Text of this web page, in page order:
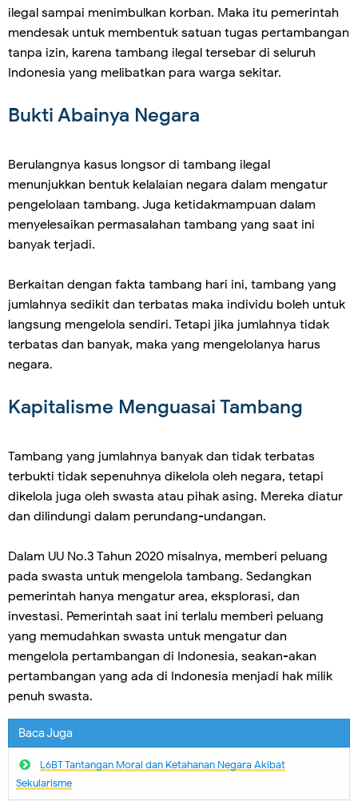
ilegal sampai menimbulkan korban. Maka itu pemerintah
mendesak untuk membentuk satuan tugas pertambangan
tanpa izin, karena tambang ilegal tersebar di seluruh
Indonesia yang melibatkan para warga sekitar.
Bukti Abainya Negara
Berulangnya kasus longsor di tambang ilegal
menunjukkan bentuk kelalaian negara dalam mengatur
pengelolaan tambang. Juga ketidakmampuan dalam
menyelesaikan permasalahan tambang yang saat ini
banyak terjadi.
Berkaitan dengan fakta tambang hari ini, tambang yang
jumlahnya sedikit dan terbatas maka individu boleh untuk
langsung mengelola sendiri. Tetapi jika jumlahnya tidak
terbatas dan banyak, maka yang mengelolanya harus
negara.
Kapitalisme Menguasai Tambang
Tambang yang jumlahnya banyak dan tidak terbatas
terbukti tidak sepenuhnya dikelola oleh negara, tetapi
dikelola juga oleh swasta atau pihak asing. Mereka diatur
dan dilindungi dalam perundang-undangan.
Dalam UU No.3 Tahun 2020 misalnya, memberi peluang
pada swasta untuk mengelola tambang. Sedangkan
pemerintah hanya mengatur area, eksplorasi, dan
investasi. Pemerintah saat ini terlalu memberi peluang
yang memudahkan swasta untuk mengatur dan
mengelola pertambangan di Indonesia, seakan-akan
pertambangan yang ada di Indonesia menjadi hak milik
penuh swasta.
Baca Juga
L6BT Tantangan Moral dan Ketahanan Negara Akibat
Sekularisme